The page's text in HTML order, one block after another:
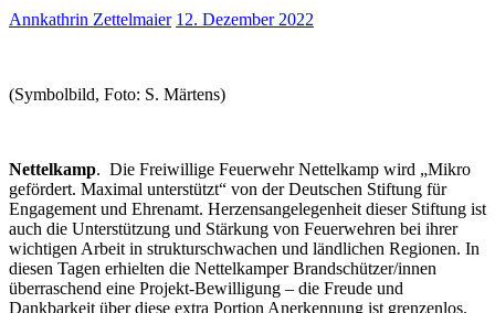
Annkathrin Zettelmaier 12. Dezember 2022
(Symbolbild, Foto: S. Märtens)
Nettelkamp. Die Freiwillige Feuerwehr Nettelkamp wird „Mikro
gefördert. Maximal unterstützt“ von der Deutschen Stiftung für
Engagement und Ehrenamt. Herzensangelegenheit dieser Stiftung ist
auch die Unterstützung und Stärkung von Feuerwehren bei ihrer
wichtigen Arbeit in strukturschwachen und ländlichen Regionen. In
diesen Tagen erhielten die Nettelkamper Brandschützer/innen
überraschend eine Projekt-Bewilligung – die Freude und
Dankbarkeit über diese extra Portion Anerkennung ist grenzenlos.